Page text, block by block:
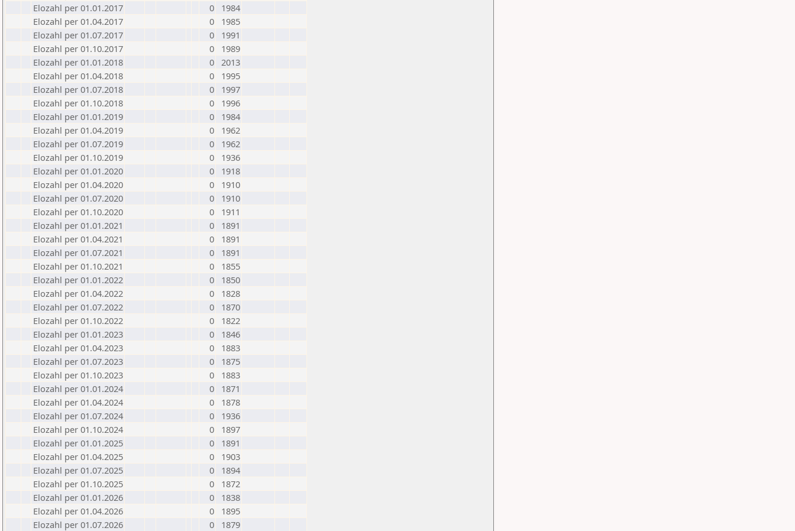
Elozahl per 01.01.2017
0
1984
Elozahl per 01.04.2017
0
1985
Elozahl per 01.07.2017
0
1991
Elozahl per 01.10.2017
0
1989
Elozahl per 01.01.2018
0 2013
Elozahl per 01.04.2018
0
1995
Elozahl per 01.07.2018
0
1997
Elozahl per 01.10.2018
0
1996
Elozahl per 01.01.2019
0
1984
Elozahl per 01.04.2019
0
1962
Elozahl per 01.07.2019
0
1962
Elozahl per 01.10.2019
0
1936
Elozahl per 01.01.2020
0
1918
Elozahl per 01.04.2020
0
1910
Elozahl per 01.07.2020
0
1910
Elozahl per 01.10.2020
0
1911
Elozahl per 01.01.2021
0
1891
Elozahl per 01.04.2021
0
1891
Elozahl per 01.07.2021
0
1891
Elozahl per 01.10.2021
0
1855
Elozahl per 01.01.2022
0
1850
Elozahl per 01.04.2022
0
1828
Elozahl per 01.07.2022
0
1870
Elozahl per 01.10.2022
0
1822
Elozahl per 01.01.2023
0
1846
Elozahl per 01.04.2023
0
1883
Elozahl per 01.07.2023
0
1875
Elozahl per 01.10.2023
0
1883
Elozahl per 01.01.2024
0
1871
Elozahl per 01.04.2024
0
1878
Elozahl per 01.07.2024
0
1936
Elozahl per 01.10.2024
0
1897
Elozahl per 01.01.2025
0
1891
Elozahl per 01.04.2025
0
1903
Elozahl per 01.07.2025
0
1894
Elozahl per 01.10.2025
0
1872
Elozahl per 01.01.2026
0
1838
Elozahl per 01.04.2026
0
1895
Elozahl per 01.07.2026
0 1879